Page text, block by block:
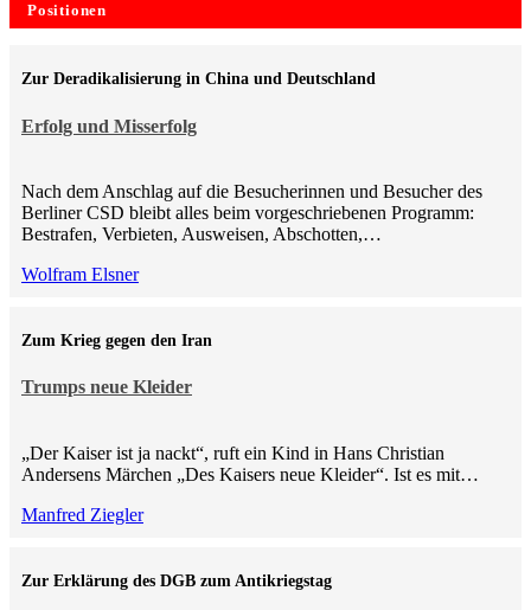
Positionen
Erfolg und Misserfolg
Zur Deradikalisierung in China und Deutschland
Nach dem Anschlag auf die Besucherinnen und Besucher des
Berliner CSD bleibt alles beim vorgeschriebenen Programm:
Bestrafen, Verbieten, Ausweisen, Abschotten,…
Wolfram Elsner
Trumps neue Kleider
Zum Krieg gegen den Iran
„Der Kaiser ist ja nackt“, ruft ein Kind in Hans Christian
Andersens Märchen „Des Kaisers neue Kleider“. Ist es mit…
Manfred Ziegler
Zur Erklärung des DGB zum Antikriegstag